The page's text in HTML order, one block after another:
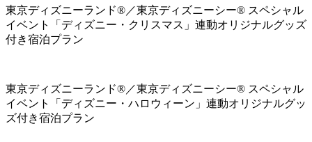
東京ディズニーランド®／東京ディズニーシー® スペシャル
イベント「ディズニー・クリスマス」連動オリジナルグッズ
付き宿泊プラン
東京ディズニーランド®／東京ディズニーシー® スペシャル
イベント「ディズニー・ハロウィーン」連動オリジナルグッ
ズ付き宿泊プラン